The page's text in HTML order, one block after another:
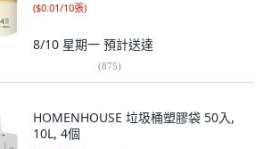
($0.01/10張)
8/10 星期一 預計送達
(875)
HOMENHOUSE 垃圾桶塑膠袋 50入,
10L, 4個